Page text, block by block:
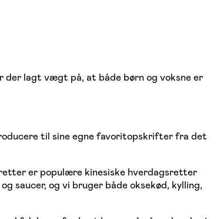
der lagt vægt på, at både børn og voksne er
til sine egne favoritopskrifter fra det
er populære kinesiske hverdagsretter
saucer, og vi bruger både oksekød, kylling,